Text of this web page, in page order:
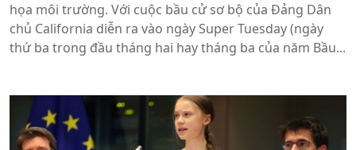
họa môi trường. Với cuộc bầu cử sơ bộ của Đảng Dân
chủ California diễn ra vào ngày Super Tuesday (ngày
thứ ba trong đầu tháng hai hay tháng ba của năm Bầu...